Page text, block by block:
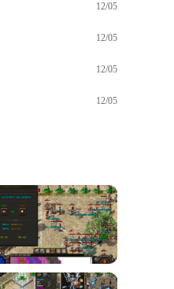
12/05
12/05
12/05
12/05